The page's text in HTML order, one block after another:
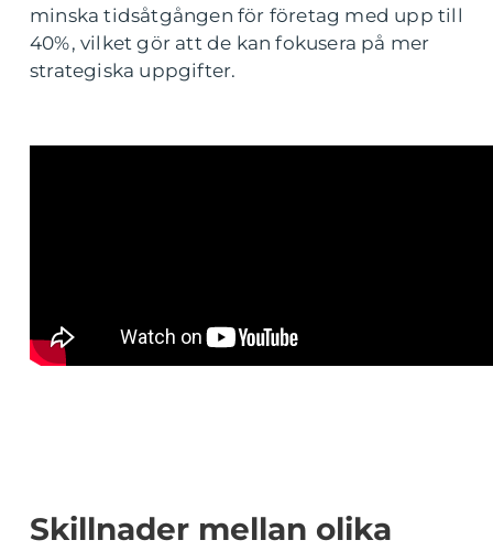
minska tidsåtgången för företag med upp till
40%, vilket gör att de kan fokusera på mer
strategiska uppgifter.
Skillnader mellan olika